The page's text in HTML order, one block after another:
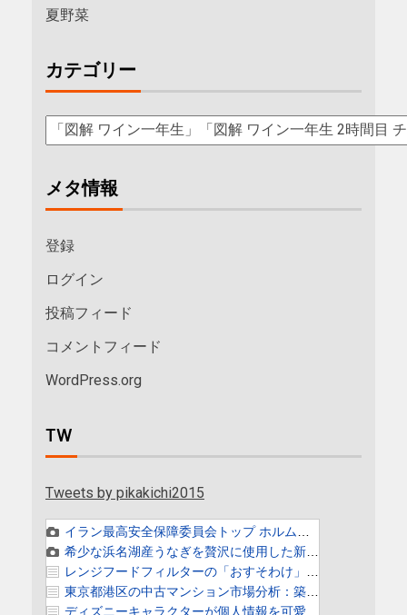
夏野菜
カテゴリー
メタ情報
登録
ログイン
投稿フィード
コメントフィード
WordPress.org
TW
Tweets by pikakichi2015